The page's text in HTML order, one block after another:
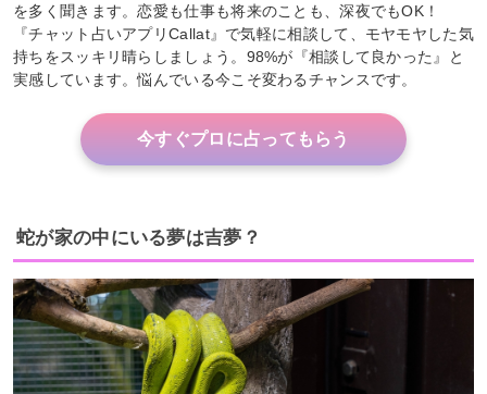
を多く聞きます。恋愛も仕事も将来のことも、深夜でもOK！
『チャット占いアプリCallat』で気軽に相談して、モヤモヤした気
持ちをスッキリ晴らしましょう。98%が『相談して良かった』と
実感しています。悩んでいる今こそ変わるチャンスです。
今すぐプロに占ってもらう
蛇が家の中にいる夢は吉夢？